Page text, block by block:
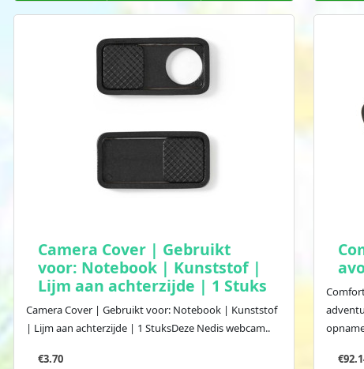
Camera Cover | Gebruikt
voor: Notebook | Kunststof |
Lijm aan achterzijde | 1 Stuks
Camera Cover | Gebruikt voor: Notebook | Kunststof
| Lijm aan achterzijde | 1 StuksDeze Nedis webcam..
€3.70